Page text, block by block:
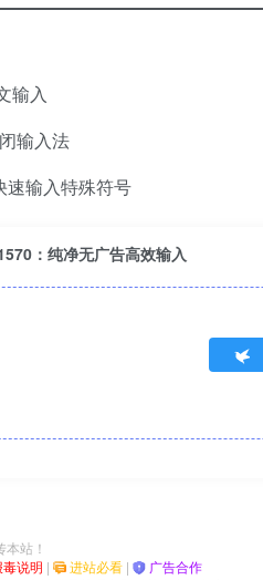
输入
输入法
速输入特殊符号
：纯净无广告高效输入
本站！
毒说明 | 进站必看 | 广告合作